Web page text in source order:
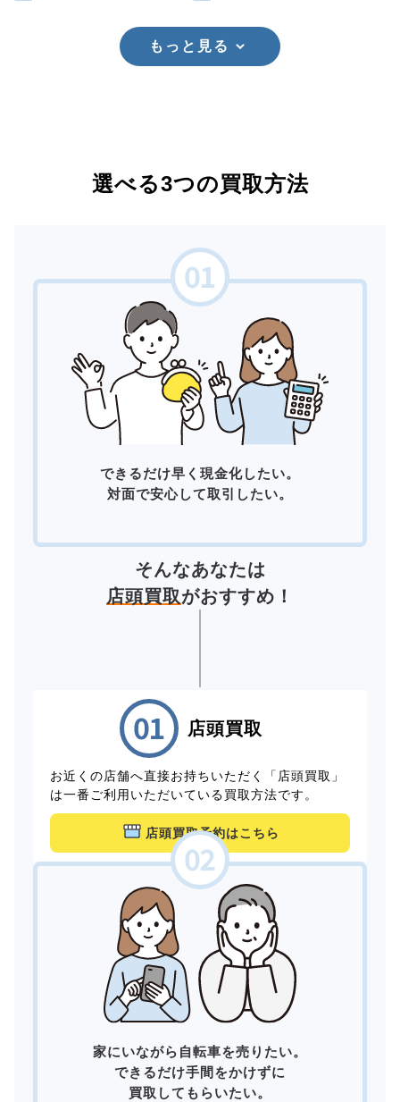
もっと見る
選べる3つの買取方法
できるだけ早く現金化したい。
対面で安心して取引したい。
そんなあなたは
店頭買取がおすすめ！
店頭買取
お近くの店舗へ直接お持ちいただく「店頭買取」
は一番ご利用いただいている買取方法です。
店頭買取予約はこちら
家にいながら自転車を売りたい。
できるだけ手間をかけずに
買取してもらいたい。